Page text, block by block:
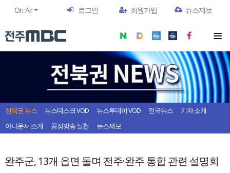
On-Air 로그인 회원가입 뉴스제보
전북권 뉴스 뉴스데스크 VOD 뉴스투데이 VOD 전국뉴스
기자 소개
아나운서 소개
공정방송 실천 뉴스제보
완주군, 13개 읍면 돌며 전주·완주 통합 관련 설명회